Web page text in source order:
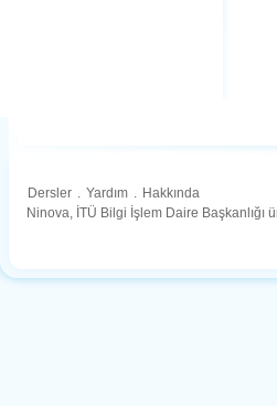
Dersler . Yardım . Hakkında
Ninova, İTÜ Bilgi İşlem Daire Başkanlığı